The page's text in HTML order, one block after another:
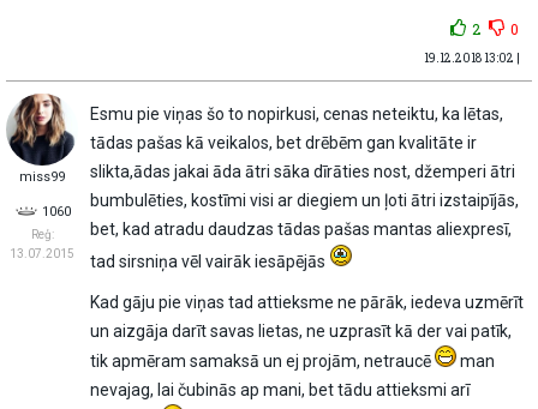
2 0
19.12.2018 13:02 |
miss99
1060
Reģ:
13.07.2015
Esmu pie viņas šo to nopirkusi, cenas neteiktu, ka lētas,
tādas pašas kā veikalos, bet drēbēm gan kvalitāte ir
slikta,ādas jakai āda ātri sāka dīrāties nost, džemperi ātri
bumbulēties, kostīmi visi ar diegiem un ļoti ātri izstaipījās,
bet, kad atradu daudzas tādas pašas mantas aliexpresī,
tad sirsniņa vēl vairāk iesāpējās
Kad gāju pie viņas tad attieksme ne pārāk, iedeva uzmērīt
un aizgāja darīt savas lietas, ne uzprasīt kā der vai patīk,
tik apmēram samaksā un ej projām, netraucē
man
nevajag, lai čubinās ap mani, bet tādu attieksmi arī